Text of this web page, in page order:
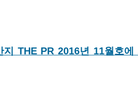
지 THE PR 2016년 11월호에